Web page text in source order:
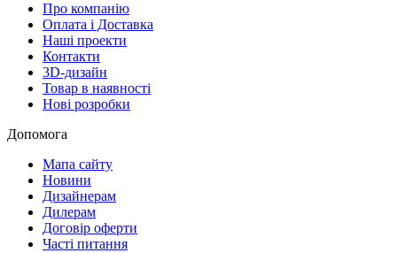
Про компанію
Оплата і Доставка
Наші проекти
Контакти
3D-дизайн
Товар в наявності
Нові розробки
Допомога
Мапа сайту
Новини
Дизайнерам
Дилерам
Договір оферти
Часті питання